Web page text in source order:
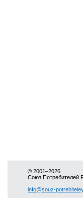
© 2001–2026
Союз Потребителей
info@souz-